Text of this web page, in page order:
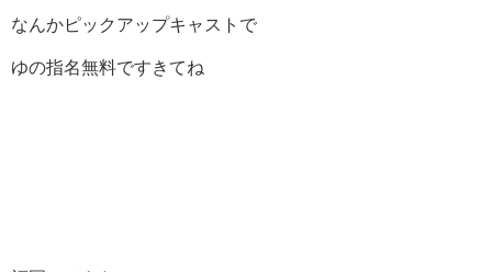
なんかピックアップキャストで
ゆの指名無料ですきてね